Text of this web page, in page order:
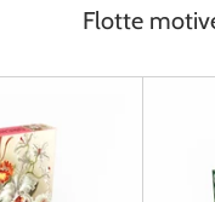
Flotte